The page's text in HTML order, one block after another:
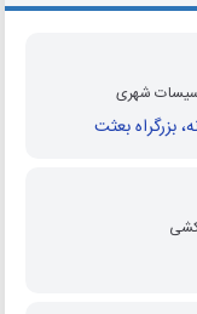
شهری
کشی